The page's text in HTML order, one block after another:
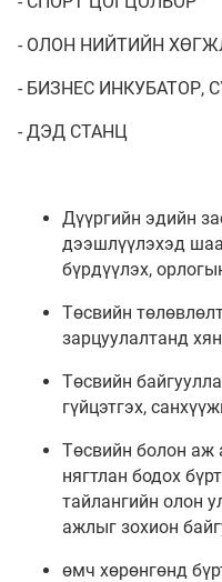
- ОЛОН НИЙТИЙН
- БИЗНЕС ИНКУБАТОР,
- ДЭД СТАНЦ
Дүүргийн эдийн
дээшлүүлэхэд
бүрдүүлэх,
Төсвийн
зарцуулалтанд
Төсвийн
гүйцэтгэх,
Төсвийн болон аж
нягтлан бодох
тайлангийн олон
ажлыг зохион
өмч хөрөнгөнд